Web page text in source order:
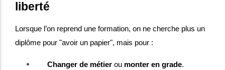
liberté
Lorsque l’on reprend une formation, on ne cherche plus un
diplôme pour "avoir un papier", mais pour :
Changer de métier ou monter en grade.